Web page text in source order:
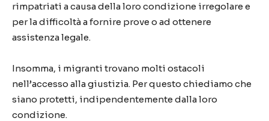
rimpatriati a causa della loro condizione irregolare e
per la difficoltà a fornire prove o ad ottenere
assistenza legale.
Insomma, i migranti trovano molti ostacoli
nell’accesso alla giustizia. Per questo chiediamo che
siano protetti, indipendentemente dalla loro
condizione.